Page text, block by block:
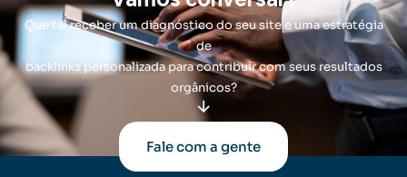
Que tal receber um diagnóstico do seu site e uma estratégia
de
backlinks personalizada para contribuir com seus resultados
orgânicos?
Fale com a gente